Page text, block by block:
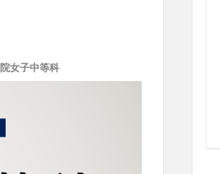
女子中等科